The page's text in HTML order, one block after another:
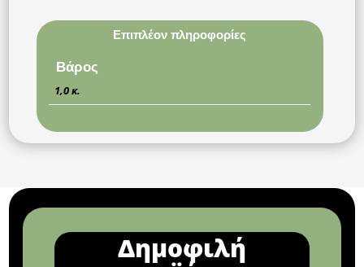
Επιπλέον πληροφορίες
Βάρος
1,0 κ.
Δημοφιλή